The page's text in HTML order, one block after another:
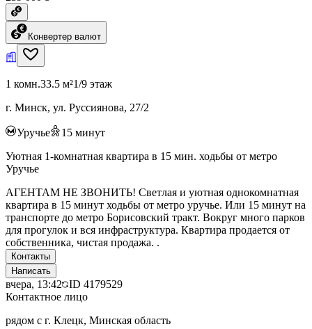
Конвертер валют
1 комн.33.5 м²1/9 этаж
г. Минск, ул. Руссиянова, 27/2
Уручье 15 минут
Уютная 1-комнатная квартира в 15 мин. ходьбы от метро
Уручье
АГЕНТАМ НЕ ЗВОНИТЬ! Светлая и уютная однокомнатная
квартира в 15 минут ходьбы от метро уручье. Или 15 минут на
транспорте до метро Борисовский тракт. Вокруг много парков
для прогулок и вся инфраструктура. Квартира продается от
собственника, чистая продажа. .
Контакты
Написать
вчера, 13:42 ID 4179529
Контактное лицо
рядом с г. Клецк, Минская область